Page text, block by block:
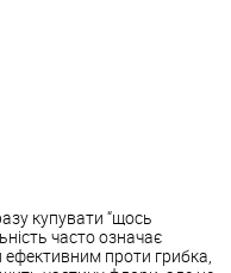
купувати “щось
часто означає
проти грибка,